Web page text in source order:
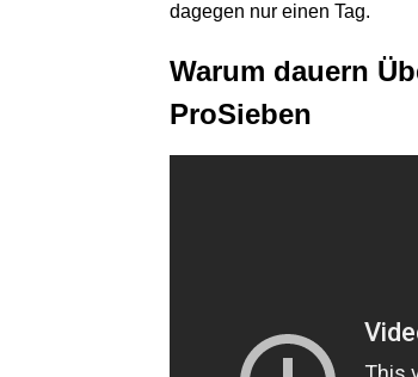
dagegen nur einen Tag.
Warum dauern
ProSieben